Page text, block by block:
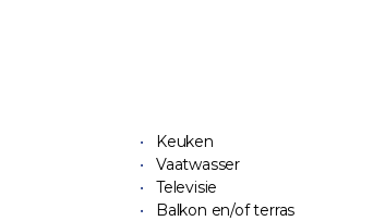
Keuken
Vaatwasser
Televisie
Balkon en/of terras